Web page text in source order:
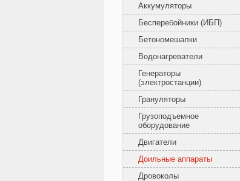
Аккумуляторы
Бесперебойники (ИБП)
Бетономешалки
Водонагреватели
Генераторы
(электростанции)
Грануляторы
Грузоподъемное
оборудование
Двигатели
Доильные аппараты
Дровоколы